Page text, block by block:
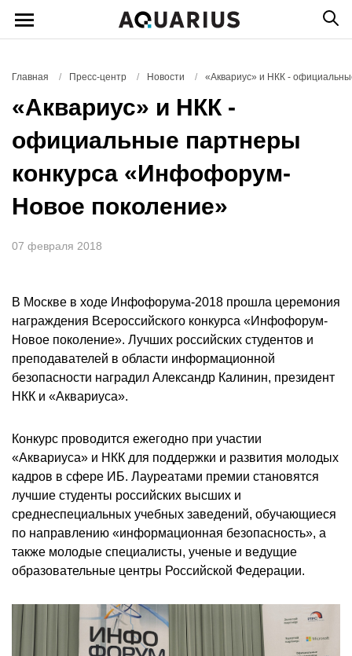
Главная / Пресс-центр / Новости / «Аквариус» и НКК -
«Аквариус» и НКК -
официальные партнеры
конкурса «Инфофорум-
Новое поколение»
07 февраля 2018
В Москве в ходе Инфофорума-2018 прошла церемония
награждения Всероссийского конкурса «Инфофорум-
Новое поколение». Лучших российских студентов и
преподавателей в области информационной
безопасности наградил Александр Калинин, президент
НКК и «Аквариуса».
Конкурс проводится ежегодно при участии
«Аквариуса» и НКК для поддержки и развития молодых
кадров в сфере ИБ. Лауреатами премии становятся
лучшие студенты российских высших и
среднеспециальных учебных заведений, обучающиеся
по направлению «информационная безопасность», а
также молодые специалисты, ученые и ведущие
образовательные центры Российской Федерации.